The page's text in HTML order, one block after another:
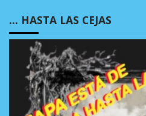
… HASTA LAS CEJAS